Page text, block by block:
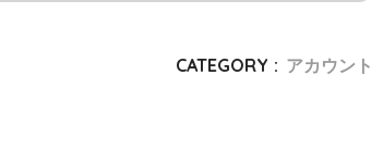
CATEGORY : アカウント